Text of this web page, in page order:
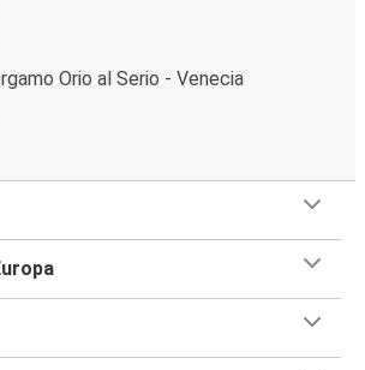
Orio al Serio - Venecia